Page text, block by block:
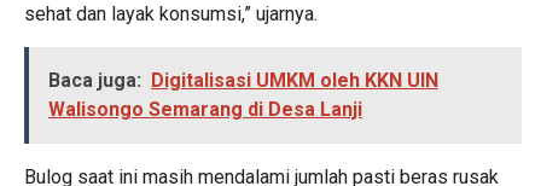
sehat dan layak konsumsi,” ujarnya.
Baca juga: Digitalisasi UMKM oleh KKN UIN
Walisongo Semarang di Desa Lanji
Bulog saat ini masih mendalami jumlah pasti beras rusak